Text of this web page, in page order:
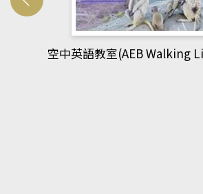
網管人(kono平台)